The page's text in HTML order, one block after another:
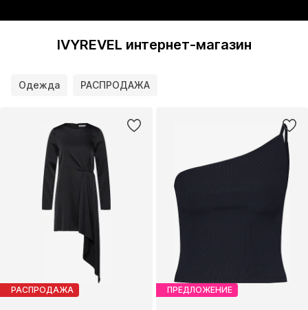
IVYREVEL интернет-магазин
Одежда РАСПРОДАЖА
РАСПРОДАЖА ПРЕДЛОЖЕНИЕ